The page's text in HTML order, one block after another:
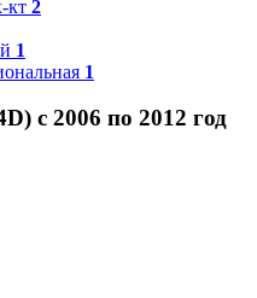
кт 2
1
1
с 2006 по 2012 год